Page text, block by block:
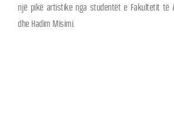
një pikë artistike nga studentët e Fakultetit të
dhe Hadim Misimi.